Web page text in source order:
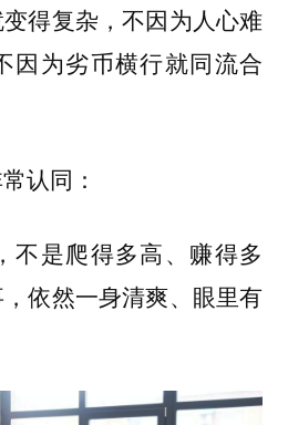
得复杂，不因为人心难
因为劣币横行就同流合
认同：
不是爬得多高、赚得多
依然一身清爽、眼里有